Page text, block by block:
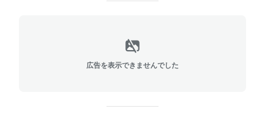
広告を表示できませんでした